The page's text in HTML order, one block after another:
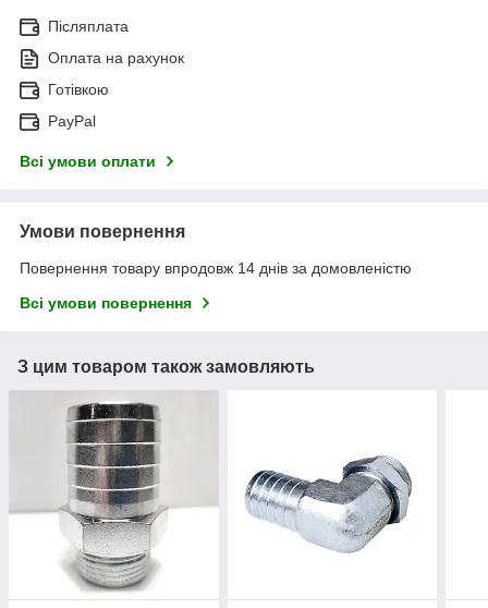
Післяплата
Оплата на рахунок
Готівкою
PayPal
Всі умови оплати
Умови повернення
Повернення товару впродовж 14 днів за домовленістю
Всі умови повернення
З цим товаром також замовляють